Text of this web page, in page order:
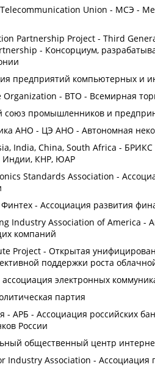
Union - МСЭ -
Partnership Project - Third
- Консорциум,
предприятий компьютерных и
Organization - ВТО - Всемирная
союз промышленников и
АНО - ЦЭ АНО - Автономная
India, China, South Africa -
Индии, КНР, ЮАР
Standards Association -
- Ассоциация развития
Industry Association of America -
компаний
Project - Открытая
поддержки роста
ассоциация электронных
партия
- АРБ - Ассоциация российских
России
общественный центр
Industry Association - Ассоциация